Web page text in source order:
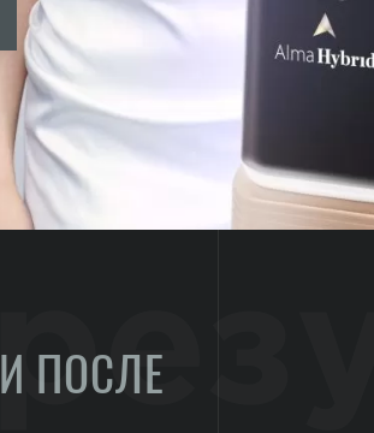
И ПОСЛЕ